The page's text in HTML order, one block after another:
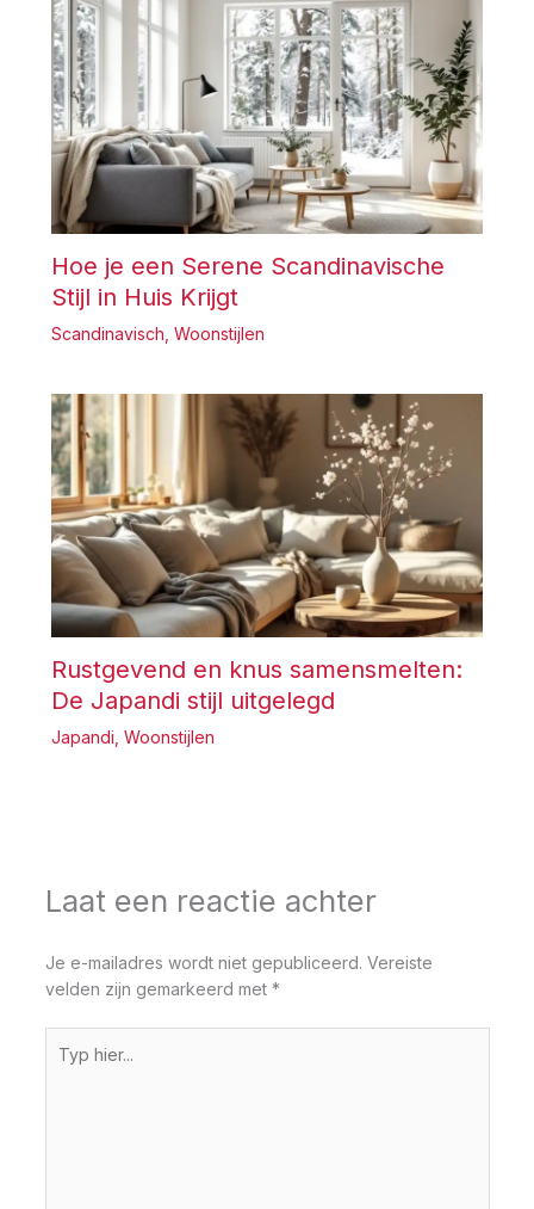
Hoe je een Serene Scandinavische
Stijl in Huis Krijgt
Scandinavisch Woonstijlen
Rustgevend en knus samensmelten:
De Japandi stijl uitgelegd
Japandi Woonstijlen
Laat een reactie achter
Je e-mailadres wordt niet gepubliceerd. Vereiste
velden zijn gemarkeerd met *
hier...